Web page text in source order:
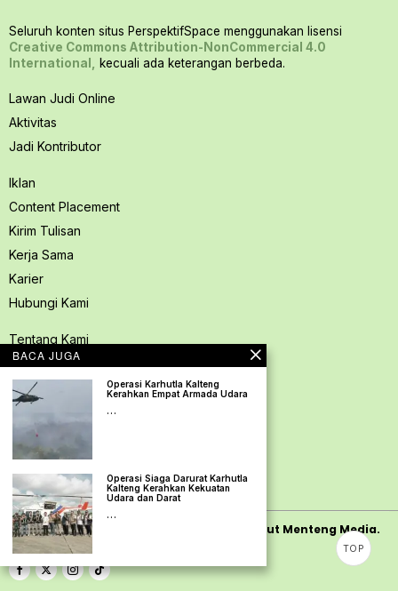
Seluruh konten situs PerspektifSpace menggunakan lisensi
Creative Commons Attribution-NonCommercial 4.0
International,
kecuali ada keterangan berbeda.
Lawan Judi Online
Aktivitas
Jadi Kontributor
Iklan
Content Placement
Kirim Tulisan
Kerja Sama
Karier
Hubungi Kami
Tentang Kami
Redaksi PerspektifSpace
Kode Etik Jurnalistik
Pedoman Media Siber
Kebijakan Privasi
Pedoman Ramah Anak
Disclaimer
Copyright2026 PerspektifSpace | PT. Mamut Menteng Media.
TOP
BACA JUGA
Operasi Karhutla Kalteng
Kerahkan Empat Armada Udara
…
Operasi Siaga Darurat Karhutla
Kalteng Kerahkan Kekuatan
Udara dan Darat
…